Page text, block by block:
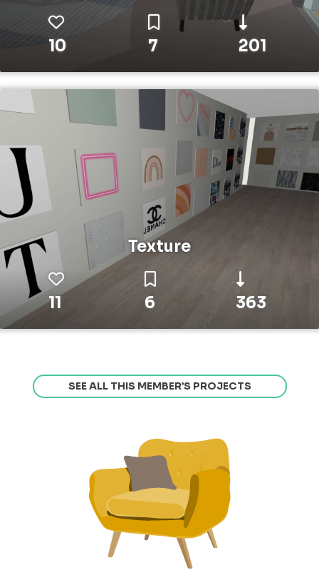
10 7 201
Texture
11 6 363
SEE ALL THIS MEMBER’S PROJECTS